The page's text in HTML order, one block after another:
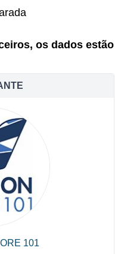
os dados estão
101